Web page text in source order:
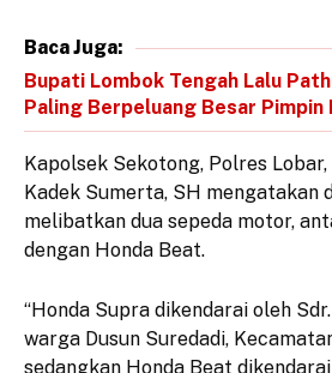
Baca Juga:
Bupati Lombok Tengah Lalu
Paling Berpeluang Besar Pimpin
Kapolsek Sekotong, Polres
Kadek Sumerta, SH mengatakan
melibatkan dua sepeda motor,
dengan Honda Beat.
“Honda Supra dikendarai oleh
warga Dusun Suredadi,
sedangkan Honda Beat